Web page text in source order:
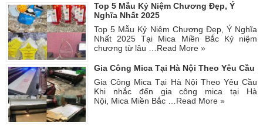
Top 5 Mẫu Kỷ Niệm Chương Đẹp, Ý
Nghĩa Nhất 2025
Top 5 Mẫu Kỷ Niệm Chương Đẹp, Ý Nghĩa
Nhất 2025 Tại Mica Miền Bắc Kỷ niệm
chương từ lâu … Read More »
Gia Công Mica Tại Hà Nội Theo Yêu Cầu
Gia Công Mica Tại Hà Nội Theo Yêu Cầu
Khi nhắc đến gia công mica tại Hà
Nội, Mica Miền Bắc … Read More »